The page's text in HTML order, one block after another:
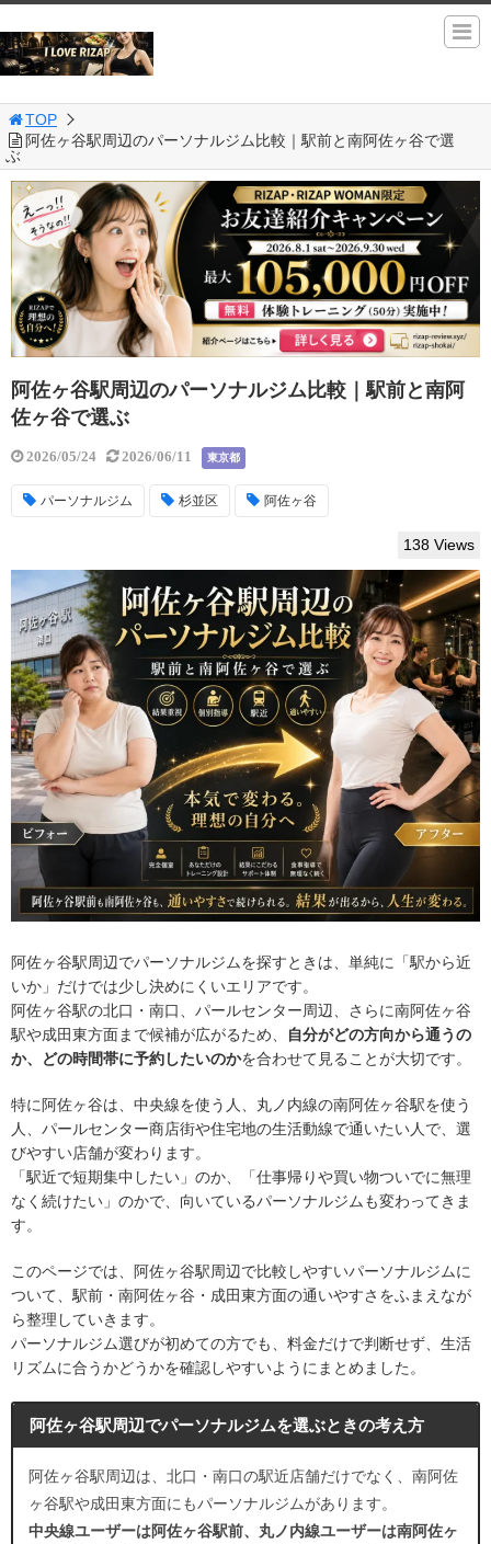
TOP
阿佐ヶ谷駅周辺のパーソナルジム比較｜駅前と南阿佐ヶ谷で選
ぶ
阿佐ヶ谷駅周辺のパーソナルジム比較｜駅前と南阿
佐ヶ谷で選ぶ
2026/05/24 2026/06/11 東京都
パーソナルジム 杉並区 阿佐ヶ谷
138 Views
阿佐ヶ谷駅周辺でパーソナルジムを探すときは、単純に「駅から近
いか」だけでは少し決めにくいエリアです。
阿佐ヶ谷駅の北口・南口、パールセンター周辺、さらに南阿佐ヶ谷
駅や成田東方面まで候補が広がるため、
自分がどの方向から通うの
か、どの時間帯に予約したいのかを合わせて見ることが大切です。
特に阿佐ヶ谷は、中央線を使う人、丸ノ内線の南阿佐ヶ谷駅を使う
人、パールセンター商店街や住宅地の生活動線で通いたい人で、選
びやすい店舗が変わります。
「駅近で短期集中したい」のか、「仕事帰りや買い物ついでに無理
なく続けたい」のかで、向いているパーソナルジムも変わってきま
す。
このページでは、阿佐ヶ谷駅周辺で比較しやすいパーソナルジムに
ついて、駅前・南阿佐ヶ谷・成田東方面の通いやすさをふまえなが
ら整理していきます。
パーソナルジム選びが初めての方でも、料金だけで判断せず、生活
リズムに合うかどうかを確認しやすいようにまとめました。
阿佐ヶ谷駅周辺でパーソナルジムを選ぶときの考え方
阿佐ヶ谷駅周辺は、北口・南口の駅近店舗だけでなく、南阿佐
ヶ谷駅や成田東方面にもパーソナルジムがあります。
中央線ユーザーは阿佐ヶ谷駅前、丸ノ内線ユーザーは南阿佐ヶ